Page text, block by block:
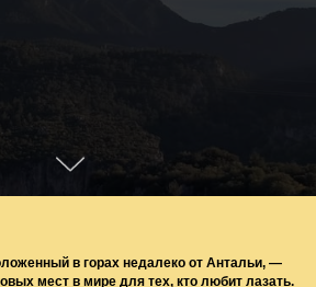
в горах недалеко от Антальи, —
мест в мире для тех, кто любит лазать.